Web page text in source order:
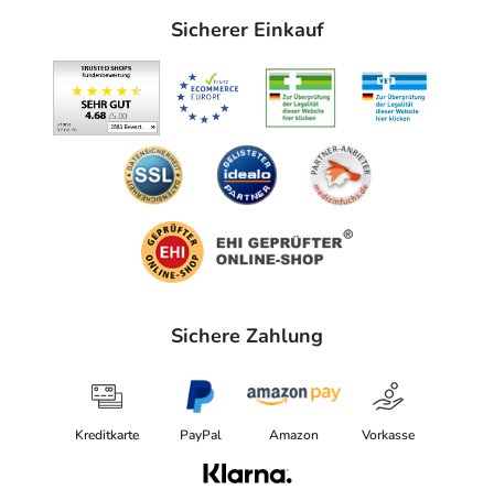
Sicherer Einkauf
Sichere Zahlung
Kreditkarte PayPal Amazon Vorkasse